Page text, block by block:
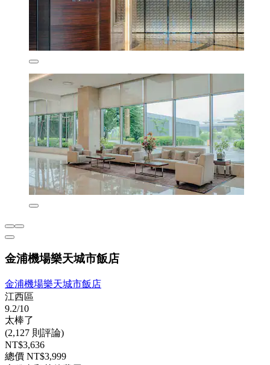
金浦機場樂天城市飯店
金浦機場樂天城市飯店
江西區
9.2/10
太棒了
(2,127 則評論)
NT$3,636
總價 NT$3,999